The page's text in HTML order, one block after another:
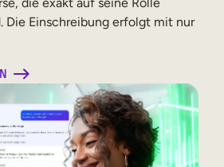
die exakt auf seine Rolle
Die Einschreibung erfolgt mit nur